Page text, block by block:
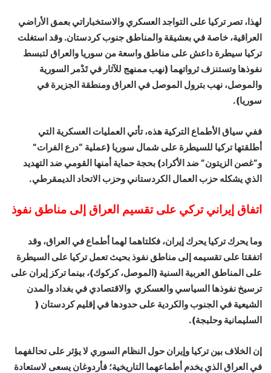
لهذا، تصر تركيا على التواجد العسكري والاستخباراتي بعمق الأراضي
العراقية، خاصة في بعشيقة والمناطق جنوب كردستان. وقد استغلت
تركيا سيطرة داعش على مناطق واسعة من سوريا والعراق لتبسط
نفوذها وتستنزف ثرواتهما (نهب ممنهج للآثار في تَدْمر السورية
والموصل، نهب بترول الموصل في العراق ومنطقة الجزيرة في
سوريا).
ففي سياق الأطماع التركية هذه، تأتي العمليات العسكرية التي
أطلقتها تركيا للسيطرة على شمال سوريا (عملية “درع الفرات”
و”غصن الزيتون” ضد الأكراد) بحجة حماية أمنها القومي ضد التهديد
الذي يشكله حزب العمال الكردستاني وحزب الاتحاد الديمقرطي.
اتفاق إيراني تركي على تقسيم العراق إلى مناطق نفوذ
وما يحرك تركيا يحرك إيران، فكلتاهما لهما أطماع في العراق، وقد
اتفقتا على تقسيمه إلى مناطق نفوذ بحيث تعمل تركيا على السيطرة
على المناطق العربية السنية (الموصل، كركوك)، بينما تركز إيران على
ترسيخ نفوذها السياسي والعسكري والاقتصادي في بغداد والمدن
الشيعية في الجنوب والكردية على حدودها في إقليم كردستان (
السليمانية وحلبجة).
إن الخلاف بين تركيا وإيران حول النظام السوري لا يؤثر على تحالفهما
في العراق الذي يخدم أطماعهما التاريخية؛ فأردوغان يسعى لاستعادة